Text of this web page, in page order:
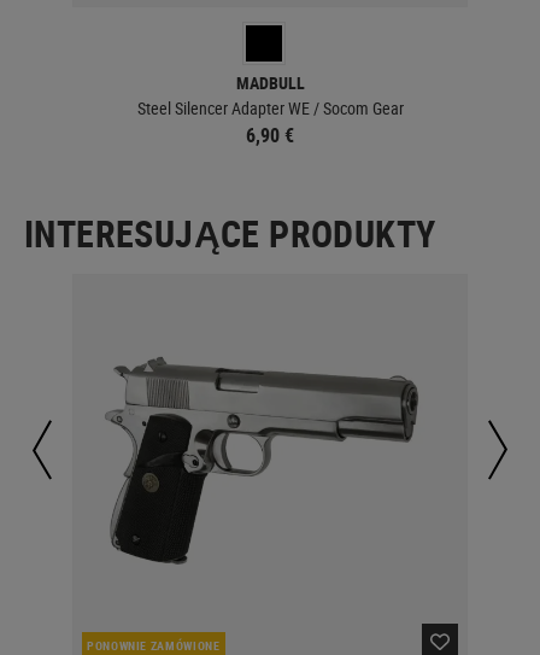
MADBULL
Steel Silencer Adapter WE / Socom Gear
6,90 €
INTERESUJĄCE PRODUKTY
PONOWNIE ZAMÓWIONE